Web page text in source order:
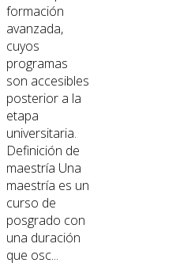
formación
avanzada,
cuyos
programas
son accesibles
posterior a la
etapa
universitaria.
Definición de
maestría Una
maestría es un
curso de
posgrado con
una duración
que osc...